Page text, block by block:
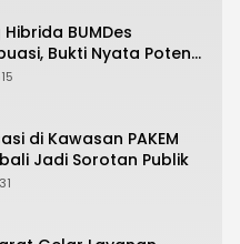
BUMDes
Bukti Nyata Potensi
di Kawasan PAKEM
Jadi Sorotan Publik